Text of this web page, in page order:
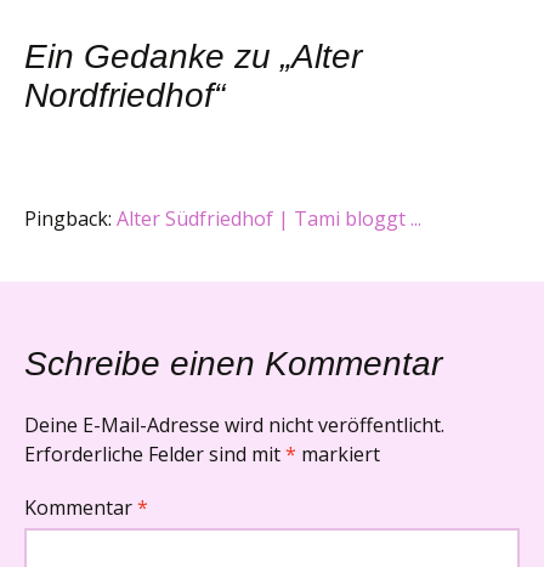
Navigation
Ein Gedanke zu „Alter
Nordfriedhof“
Pingback: Alter Südfriedhof | Tami bloggt ...
Schreibe einen Kommentar
Deine E-Mail-Adresse wird nicht veröffentlicht.
Erforderliche Felder sind mit* markiert
Kommentar*